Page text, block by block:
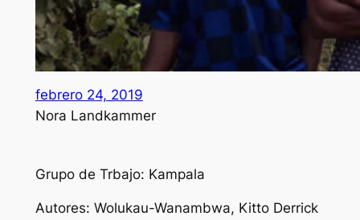
febrero 24, 2019
Nora Landkammer
Grupo de Trbajo: Kampala
Autores: Wolukau-Wanambwa, Kitto Derrick